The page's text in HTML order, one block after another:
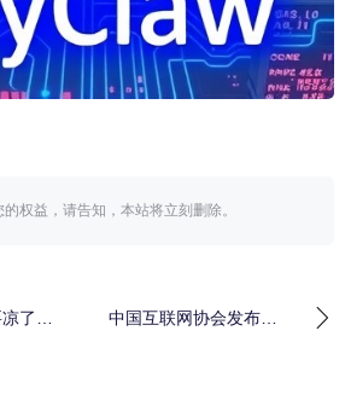
权益，请告知，本站将立刻删除。
了？
中国互联网协会发布